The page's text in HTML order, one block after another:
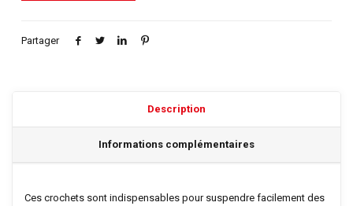
Partager
Description
Informations complémentaires
Ces crochets sont indispensables pour suspendre facilement des